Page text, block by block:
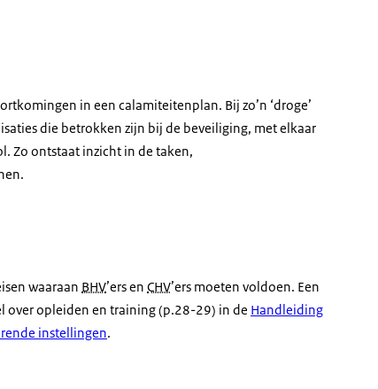
in een calamiteitenplan. Bij zo’n ‘droge’
die betrokken zijn bij de beveiliging, met elkaar
Zo ontstaat inzicht in de taken,
waaraan BHV’ers en CHV’ers moeten voldoen. Een
over opleiden en training (p.28-29) in de Handleiding
instellingen.